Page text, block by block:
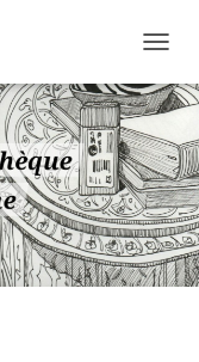
U
V
I
R
/
F
E
R
M